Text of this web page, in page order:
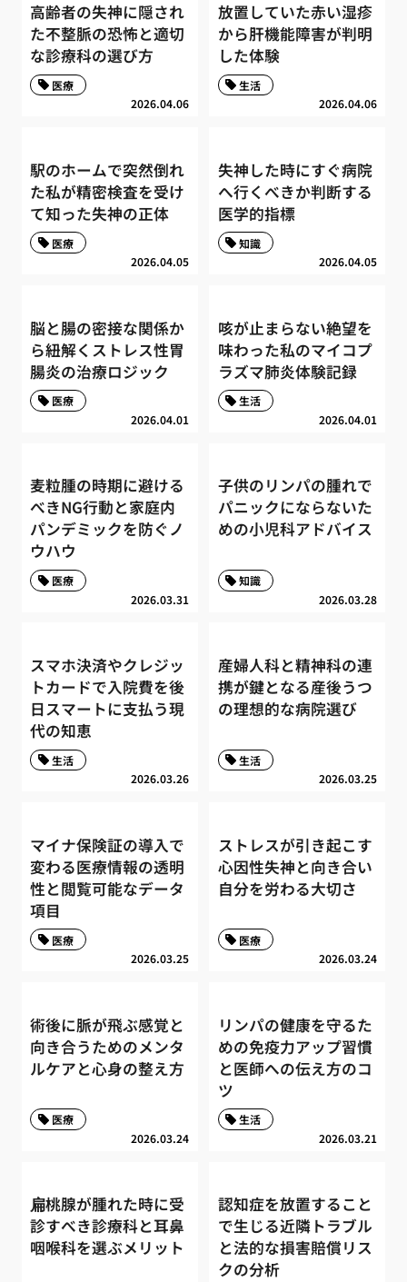
高齢者の失神に隠され
た不整脈の恐怖と適切
な診療科の選び方
2026.04.06
医療
放置していた赤い湿疹
から肝機能障害が判明
した体験
2026.04.06
生活
駅のホームで突然倒れ
た私が精密検査を受け
て知った失神の正体
2026.04.05
医療
失神した時にすぐ病院
へ行くべきか判断する
医学的指標
2026.04.05
知識
脳と腸の密接な関係か
ら紐解くストレス性胃
腸炎の治療ロジック
2026.04.01
医療
咳が止まらない絶望を
味わった私のマイコプ
ラズマ肺炎体験記録
2026.04.01
生活
麦粒腫の時期に避ける
べきNG行動と家庭内
パンデミックを防ぐノ
ウハウ
2026.03.31
医療
子供のリンパの腫れで
パニックにならないた
めの小児科アドバイス
2026.03.28
知識
スマホ決済やクレジッ
トカードで入院費を後
日スマートに支払う現
代の知恵
2026.03.26
生活
産婦人科と精神科の連
携が鍵となる産後うつ
の理想的な病院選び
2026.03.25
生活
マイナ保険証の導入で
変わる医療情報の透明
性と閲覧可能なデータ
項目
2026.03.25
医療
ストレスが引き起こす
心因性失神と向き合い
自分を労わる大切さ
2026.03.24
医療
術後に脈が飛ぶ感覚と
向き合うためのメンタ
ルケアと心身の整え方
2026.03.24
医療
リンパの健康を守るた
めの免疫力アップ習慣
と医師への伝え方のコ
ツ
2026.03.21
生活
扁桃腺が腫れた時に受
診すべき診療科と耳鼻
咽喉科を選ぶメリット
認知症を放置すること
で生じる近隣トラブル
と法的な損害賠償リス
クの分析